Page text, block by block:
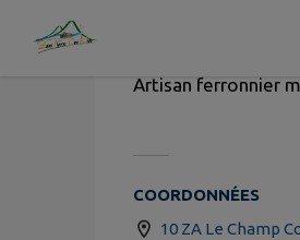
Contenu
Artisan ferronnier
COORDONNÉES
10 ZA Le Champ